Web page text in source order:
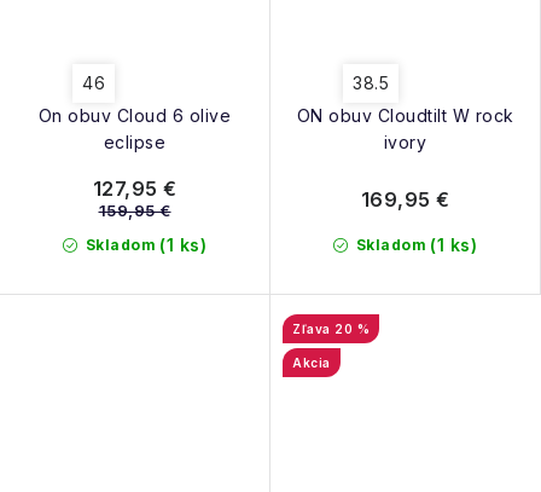
On obuv Cloud 6 olive
eclipse
46
Skladom (1 ks)
127,95 €
159,95 €
ON obuv Cloudtilt W rock
ivory
38.5
Skladom (1 ks)
169,95 €
20 %
Akcia